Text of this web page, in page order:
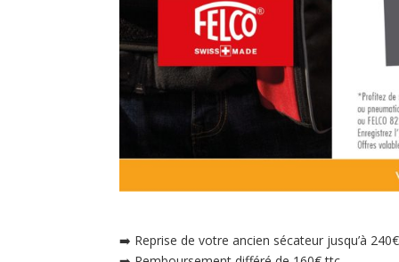
➡️ Reprise de votre ancien sécateur jusqu’à